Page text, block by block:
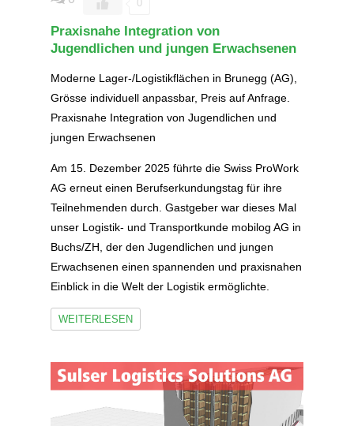
0
Praxisnahe Integration von
Jugendlichen und jungen Erwachsenen
Moderne Lager-/Logistikflächen in Brunegg (AG),
Grösse individuell anpassbar, Preis auf Anfrage.
Praxisnahe Integration von Jugendlichen und
jungen Erwachsenen
Am 15. Dezember 2025 führte die Swiss ProWork
AG erneut einen Berufserkundungstag für ihre
Teilnehmenden durch. Gastgeber war dieses Mal
unser Logistik- und Transportkunde mobilog AG in
Buchs/ZH, der den Jugendlichen und jungen
Erwachsenen einen spannenden und praxisnahen
Einblick in die Welt der Logistik ermöglichte.
WEITERLESEN